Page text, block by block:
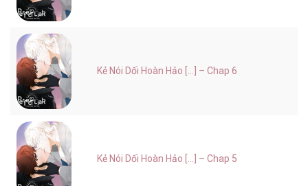
Kẻ Nói Dối Hoàn Hảo [...] – Chap 6
Kẻ Nói Dối Hoàn Hảo [...] – Chap 5